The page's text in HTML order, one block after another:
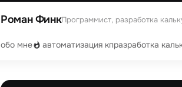
Роман ФинкПрограммист, разработка
обо мне автоматизация кпразработка